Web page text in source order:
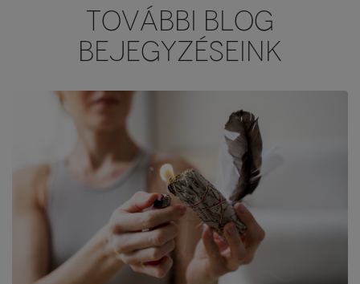
TOVÁBBI BLOG
BEJEGYZÉSEINK